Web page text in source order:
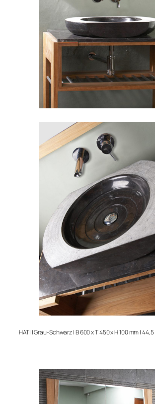
HATI | Grau-Schwarz | B 600 x T 450 x H 100 mm |